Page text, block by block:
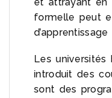
formelle peut
Les
introduit des
sont des